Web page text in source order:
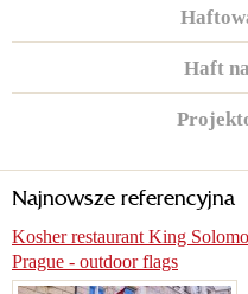
Haft
Najnowsze referencyjna
Kosher restaurant King
Prague - outdoor flags